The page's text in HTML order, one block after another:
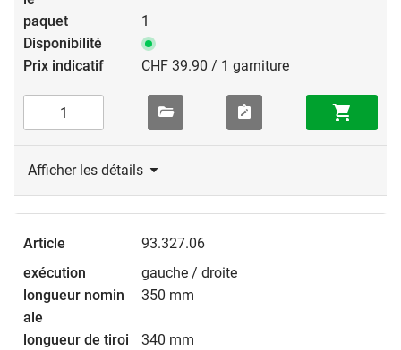
1
CHF 39.90 / 1 garniture
Afficher les détails
93.327.06
gauche / droite
350 mm
340 mm